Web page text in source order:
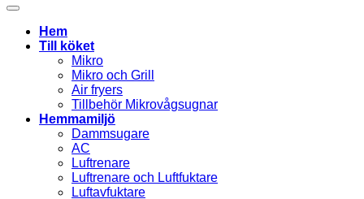
Hem
Till köket
Mikro
Mikro och Grill
Air fryers
Tillbehör Mikrovågsugnar
Hemmamiljö
Dammsugare
AC
Luftrenare
Luftrenare och Luftfuktare
Luftavfuktare